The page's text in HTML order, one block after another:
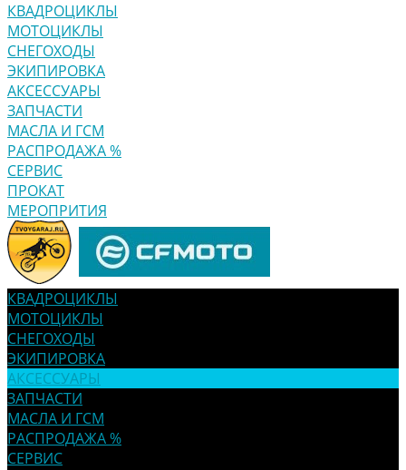
КВАДРОЦИКЛЫ
МОТОЦИКЛЫ
СНЕГОХОДЫ
ЭКИПИРОВКА
АКСЕССУАРЫ
ЗАПЧАСТИ
МАСЛА И ГСМ
РАСПРОДАЖА %
СЕРВИС
ПРОКАТ
МЕРОПРИТИЯ
КВАДРОЦИКЛЫ
МОТОЦИКЛЫ
СНЕГОХОДЫ
ЭКИПИРОВКА
АКСЕССУАРЫ
ЗАПЧАСТИ
МАСЛА И ГСМ
РАСПРОДАЖА %
СЕРВИС